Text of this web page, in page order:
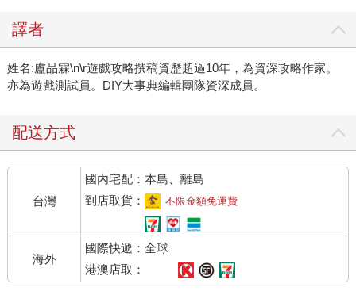
譯者
姓名:盧品霖\n\r遊戲攻略撰稿資歷超過10年，為資深攻略作家。
亦為遊戲測試員。DIY大事典編輯團隊資深成員。
配送方式
台灣
國內宅配：本島、離島
到店取貨：
不限金額免運費
海外
國際快遞：全球
港澳店取：